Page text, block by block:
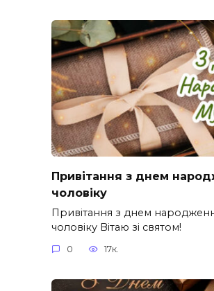
Привітання з днем
чоловіку
Привітання з днем
чоловіку Вітаю зі святом!
0 17к.